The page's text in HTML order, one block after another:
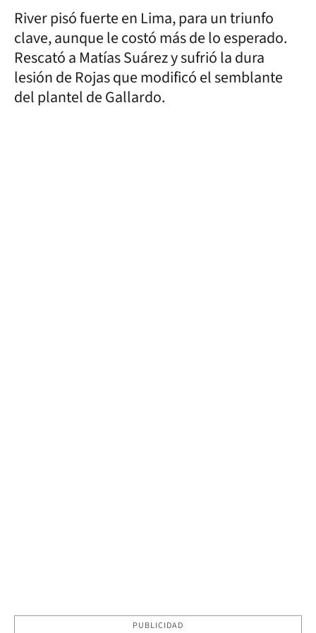
River pisó fuerte en Lima, para un triunfo
clave, aunque le costó más de lo esperado.
Rescató a Matías Suárez y sufrió la dura
lesión de Rojas que modificó el semblante
del plantel de Gallardo.
PUBLICIDAD